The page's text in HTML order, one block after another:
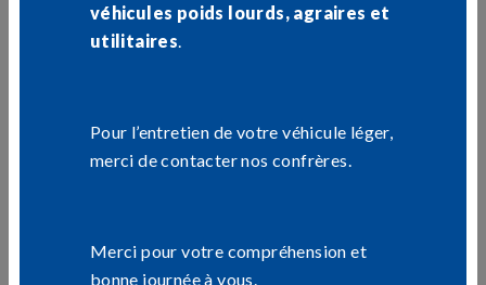
véhicules poids lourds, agraires et
utilitaires
Pour l’entretien de votre véhicule léger,
merci de contacter nos confrères.
Merci pour votre compréhension et
bonne journée à vous.
oucliquez ici.
PRESTATIONS DU GARAGE
POINT S À MÂLE